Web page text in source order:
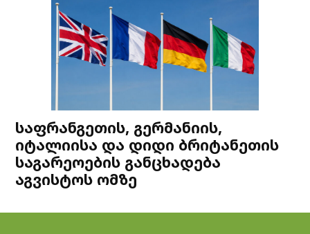
საფრანგეთის, გერმანიის,
იტალიისა და დიდი ბრიტანეთის
საგარეოების განცხადება
აგვისტოს ომზე